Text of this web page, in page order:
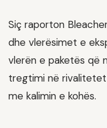
Siç raporton
dhe vlerësimet e
vlerën e paketës që
tregtimi në
me kalimin e kohës.